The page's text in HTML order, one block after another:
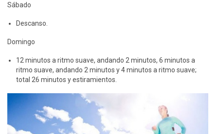
Sábado
Descanso.
Domingo
12 minutos a ritmo suave, andando 2 minutos, 6 minutos a
ritmo suave, andando 2 minutos y 4 minutos a ritmo suave;
total 26 minutos y estiramientos.